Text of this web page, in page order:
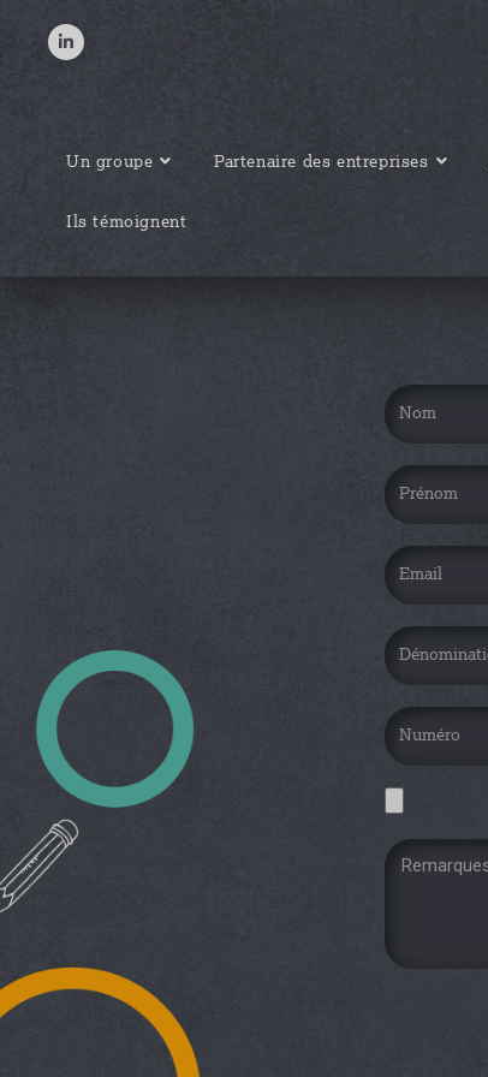
Un groupe Partenaire des entreprises
Ils témoignent